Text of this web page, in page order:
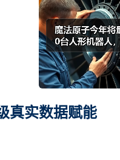
真实数据赋能